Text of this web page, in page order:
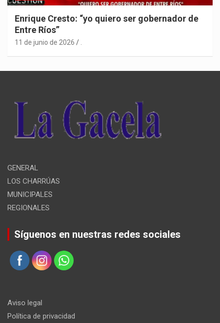
Enrique Cresto: “yo quiero ser gobernador de
Entre Ríos”
11 de junio de 2026 .
GENERAL
LOS CHARRÚAS
MUNICIPALES
REGIONALES
Síguenos en nuestras redes sociales
Aviso legal
Política de privacidad